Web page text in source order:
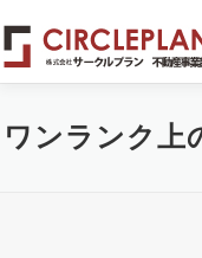
ワンランク上